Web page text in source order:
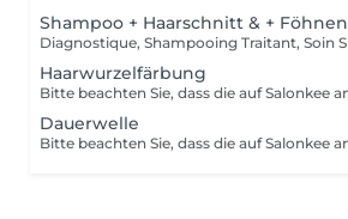
Shampoo + Haarschnitt & + Föhnen
Haarwurzelfärbung
Dauerwelle